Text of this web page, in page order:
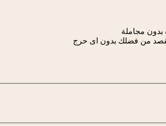
بدون مجاملة
تقصد من فضلك بدون اى حرج